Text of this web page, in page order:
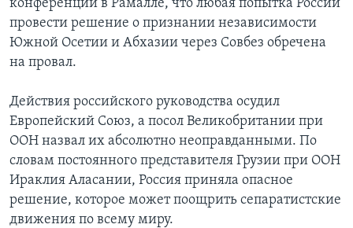
конференции в Рамалле, что любая попытка России
провести решение о признании независимости
Южной Осетии и Абхазии через Совбез обречена
на провал.
Действия российского руководства осудил
Европейский Союз, а посол Великобритании при
ООН назвал их абсолютно неоправданными. По
словам постоянного представителя Грузии при ООН
Ираклия Аласании, Россия приняла опасное
решение, которое может поощрить сепаратистские
движения по всему миру.